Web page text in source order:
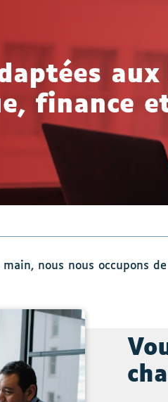
aux
finance
nous nous occupons